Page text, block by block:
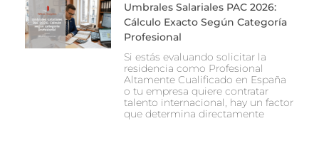
Umbrales Salariales PAC 2026:
Cálculo Exacto Según Categoría
Profesional
Si estás evaluando solicitar la
residencia como Profesional
Altamente Cualificado en España
o tu empresa quiere contratar
talento internacional, hay un factor
que determina directamente